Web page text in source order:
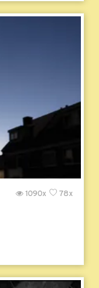
78x
1090x